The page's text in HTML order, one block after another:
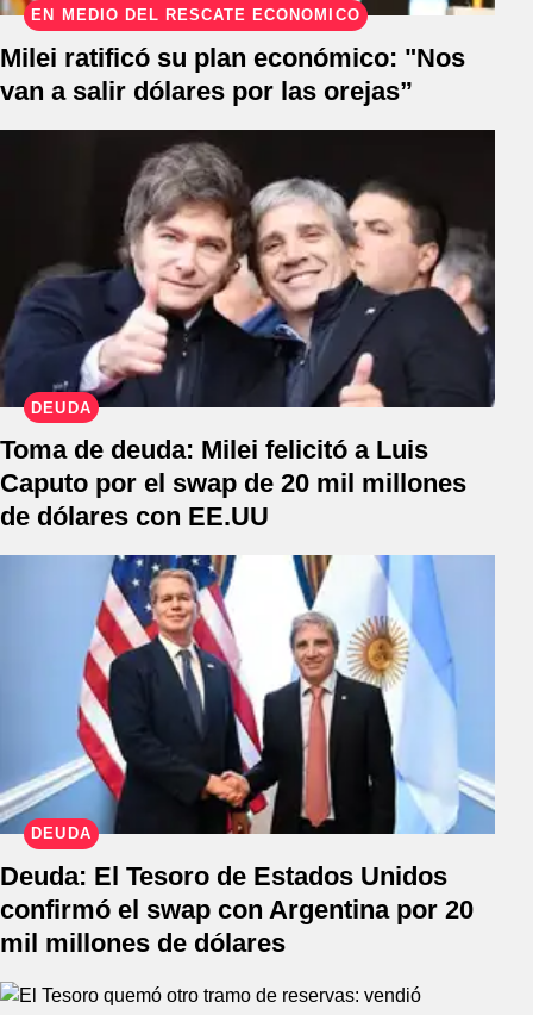
EN MEDIO DEL RESCATE ECONÓMICO
Milei ratificó su plan económico: "Nos
van a salir dólares por las orejas”
DEUDA
Toma de deuda: Milei felicitó a Luis
Caputo por el swap de 20 mil millones
de dólares con EE.UU
DEUDA
Deuda: El Tesoro de Estados Unidos
confirmó el swap con Argentina por 20
mil millones de dólares